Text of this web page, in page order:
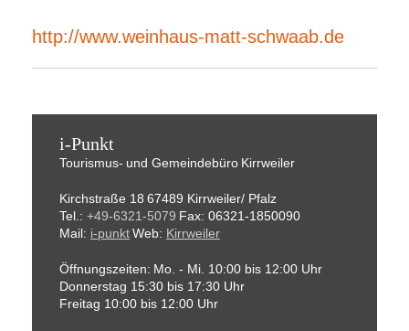
http://www.weinhaus-matt-schwaab.de
i-Punkt
Tourismus- und Gemeindebüro Kirrweiler
Kirchstraße 18 67489 Kirrweiler/ Pfalz
Tel.: +49-6321-5079 Fax: 06321-1850090
Mail: i-punktWeb: Kirrweiler
Öffnungszeiten: Mo. - Mi. 10:00 bis 12:00 Uhr
Donnerstag 15:30 bis 17:30 Uhr
Freitag 10:00 bis 12:00 Uhr